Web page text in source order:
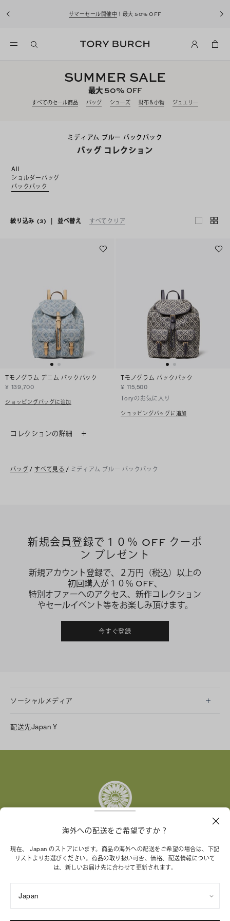
サマーセール開催中 ！最大 50% OFF
SUMMER SALE
最大50% OFF
すべてのセール商品 バッグ シューズ 財布＆小物 ジュエリー
ミディアム ブルー バックパック
バッグ コレクション
All
ショルダーバッグ
バックパック
絞り込み (3) | 並べ替え すべてクリア
Tモノグラム デニム バックパック
¥ 139,700
ショッピングバッグに追加
Tモノグラム バックパック
¥ 115,500
Toryのお気に入り
ショッピングバッグに追加
コレクションの詳細
バッグ / すべて見る / ミディアム ブルー バックパック
新規会員登録で１０％ OFF クーポ
ン プレゼント
新規アカウント登録で、２万円（税込）以上の
初回購入が１０％ OFF、
特別オファーへのアクセス、新作コレクション
やセールイベント等をお楽しみ頂けます。
今すぐ登録
ソーシャルメディア
Facebook
配送先Japan ¥
トリー バーチ財団は、女性起業家が持続可能な企業を築
くことを支援しています。
サイトマップ
Cookie 設定
海外への配送をご希望ですか？
現在、 Japan のストアにいます。商品の海外への配送をご希望の場合は、下記
リストよりお選びください。商品の取り扱い可否、価格、配送情報について
は、新しいお届け先に合わせて更新されます。
Japan